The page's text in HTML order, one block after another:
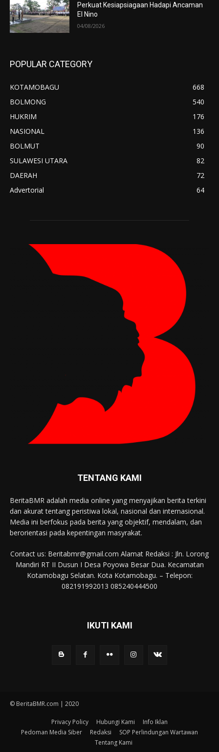
Perkuat Kesiapsiagaan Hadapi Ancaman
El Nino
04/08/2026
POPULAR CATEGORY
KOTAMOBAGU
668
BOLMONG
540
HUKRIM
176
NASIONAL
136
BOLMUT
90
SULAWESI UTARA
82
DAERAH
72
Advertorial
64
TENTANG KAMI
BeritaBMR adalah media online yang menyajikan berita terkini
dan akurat tentang peristiwa lokal, nasional dan internasional.
Media ini berfokus pada berita yang objektif, mendalam, dan
berorientasi pada kepentingan masyrakat.
Contact us: Beritabmr@gmail.com Alamat Redaksi : Jln. Lorong
Mandiri RT II Dusun I Desa Poyowa Besar Dua. Kecamatan
Kotamobagu Selatan. Kota Kotamobagu. – Telepon:
082191992013 085240444500
IKUTI KAMI
© BeritaBMR.com | 2020
Privacy Policy Hubungi Kami
Info Iklan
Pedoman Media Siber
Redaksi
SOP Perlindungan Wartawan
Tentang Kami